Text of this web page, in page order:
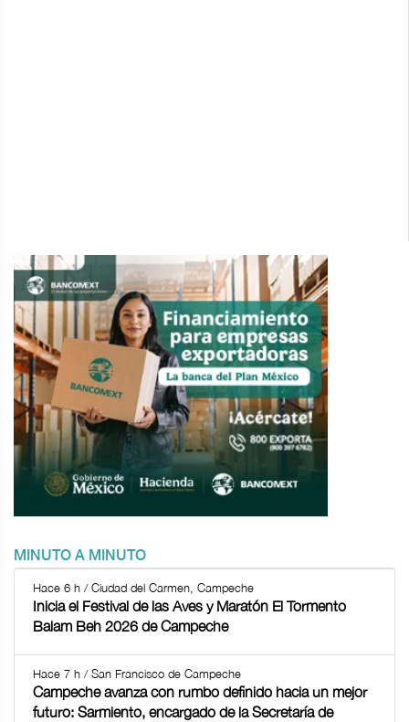
MINUTO A MINUTO
Hace 6 h / Ciudad del Carmen, Campeche
Inicia el Festival de las Aves y Maratón El Tormento
Balam Beh 2026 de Campeche
Hace 7 h / San Francisco de Campeche
Campeche avanza con rumbo definido hacia un mejor
futuro: Sarmiento, encargado de la Secretaría de